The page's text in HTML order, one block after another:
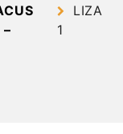
LIZA
1